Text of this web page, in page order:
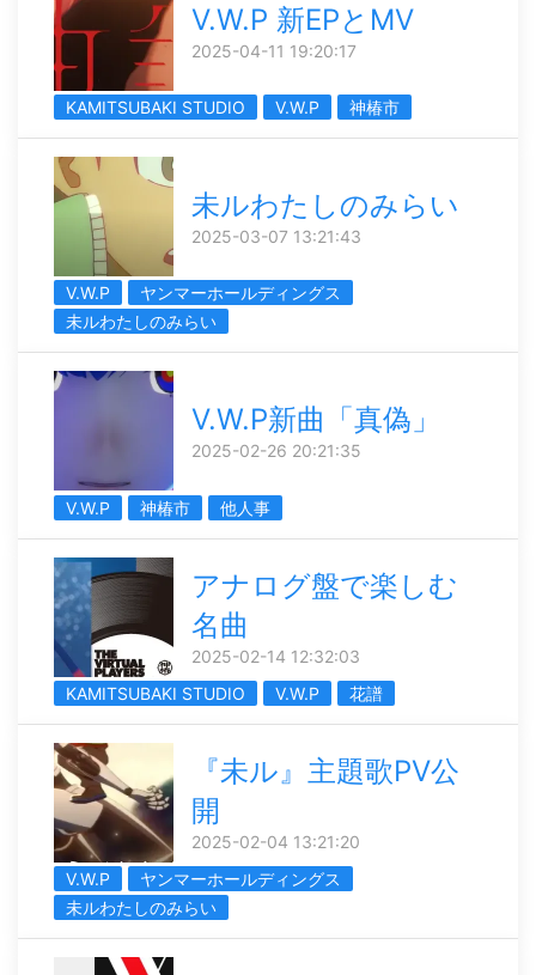
V.W.P 新EPとMV
2025-04-11 19:20:17
KAMITSUBAKI STUDIO V.W.P 神椿市
未ルわたしのみらい
2025-03-07 13:21:43
V.W.P
ヤンマーホールディングス
未ルわたしのみらい
V.W.P新曲「真偽」
2025-02-26 20:21:35
V.W.P 神椿市 他人事
アナログ盤で楽しむ
名曲
2025-02-14 12:32:03
KAMITSUBAKI STUDIO
V.W.P 花譜
『未ル』主題歌PV公
開
2025-02-04 13:21:20
V.W.P
ヤンマーホールディングス
未ルわたしのみらい